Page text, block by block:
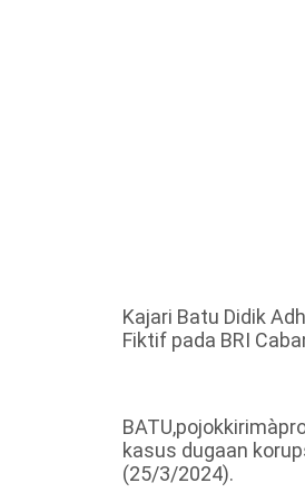
Kajari Batu Didik
Fiktif pada BRI
kasus dugaan
(25/3/2024).